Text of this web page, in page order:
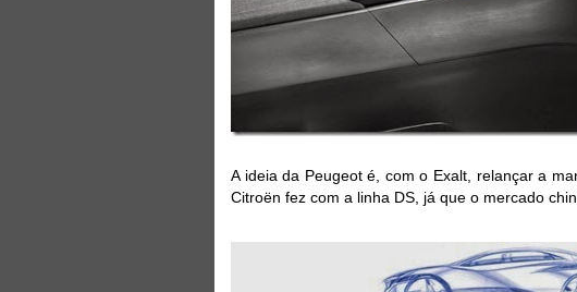
A ideia da Peugeot é, com o Exalt, relançar a
Citroën fez com a linha DS, já que o mercado